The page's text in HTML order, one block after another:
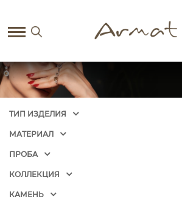
ТИП ИЗДЕЛИЯ
МАТЕРИАЛ
ПРОБА
КОЛЛЕКЦИЯ
КАМЕНЬ